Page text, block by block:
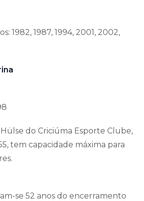
1982, 1987, 1994, 2001, 2002,
do Criciúma Esporte Clube,
tem capacidade máxima para
se 52 anos do encerramento